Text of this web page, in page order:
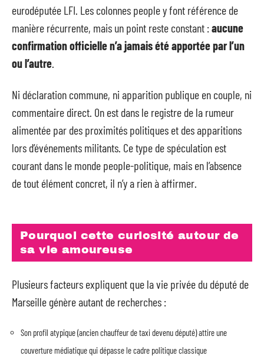
eurodéputée LFI. Les colonnes people y font référence de
manière récurrente, mais un point reste constant :aucune
confirmation officielle n’a jamais été apportée par l’un
ou l’autre.
Ni déclaration commune, ni apparition publique en couple, ni
commentaire direct. On est dans le registre de la rumeur
alimentée par des proximités politiques et des apparitions
lors d’événements militants. Ce type de spéculation est
courant dans le monde people-politique, mais en l’absence
de tout élément concret, il n’y a rien à affirmer.
Pourquoi cette curiosité autour de
sa vie amoureuse
Plusieurs facteurs expliquent que la vie privée du député de
Marseille génère autant de recherches :
Son profil atypique (ancien chauffeur de taxi devenu député) attire une
couverture médiatique qui dépasse le cadre politique classique